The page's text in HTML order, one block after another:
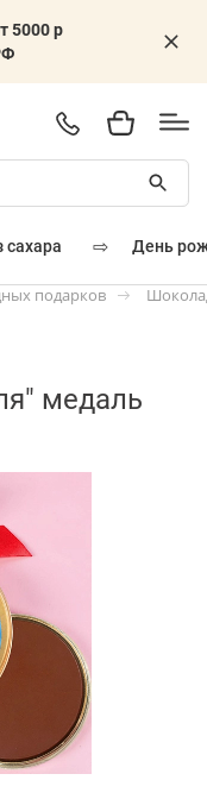
5000 р
сахара ⇨ день
подарков
медаль